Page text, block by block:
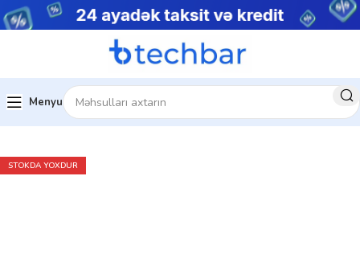
Menyu
Ev Çap avadanlıqları Kserokopiya Aparati
STOKDA YOXDUR